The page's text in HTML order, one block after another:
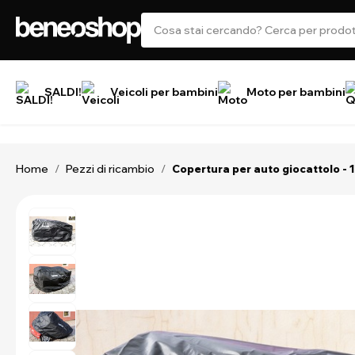
SALDI! Veicoli per bambini Moto per bambini
Home / Pezzi di ricambio / Copertura per auto giocattolo -